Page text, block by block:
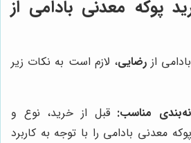
پوکه معدنی بادامی از
ازرضایی، لازم است به نکات زیر
مناسب: قبل از خرید، نوع و
معدنی بادامی را با توجه به کاربرد